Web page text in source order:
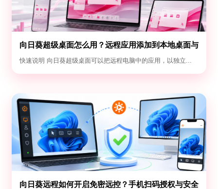
向日葵超级桌面怎么用？远程应用添加到本地桌面与
退出教程
快速说明 向日葵超级桌面可以把远程电脑中的应用，以独立...
向日葵远程如何开启免密远控？手机扫码授权与安全